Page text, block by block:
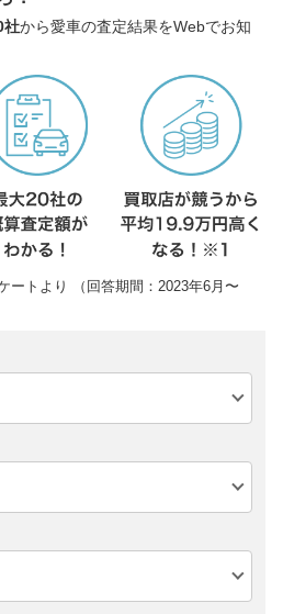
社から愛車の査定結果をWebでお知
ートより （回答期間：2023年6月〜